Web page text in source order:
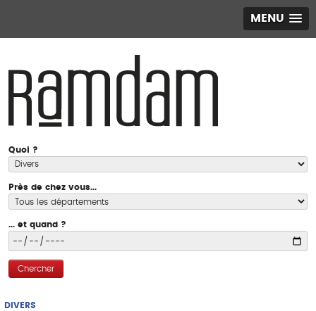
MENU
Quoi ?
Près de chez vous...
... et quand ?
Chercher
DIVERS